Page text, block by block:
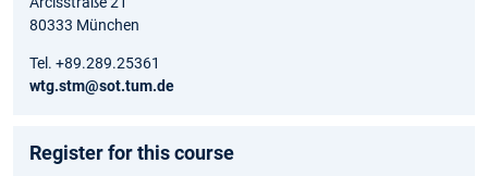
80333 München
Tel. +89.289.25361
wtg.stm@sot.tum.de
Register for this course